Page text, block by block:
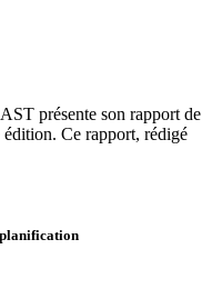
présente son rapport de
édition. Ce rapport, rédigé